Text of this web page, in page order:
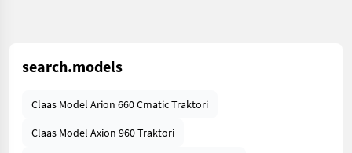
search.models
Claas Model Arion 660 Cmatic Traktori
Claas Model Axion 960 Traktori